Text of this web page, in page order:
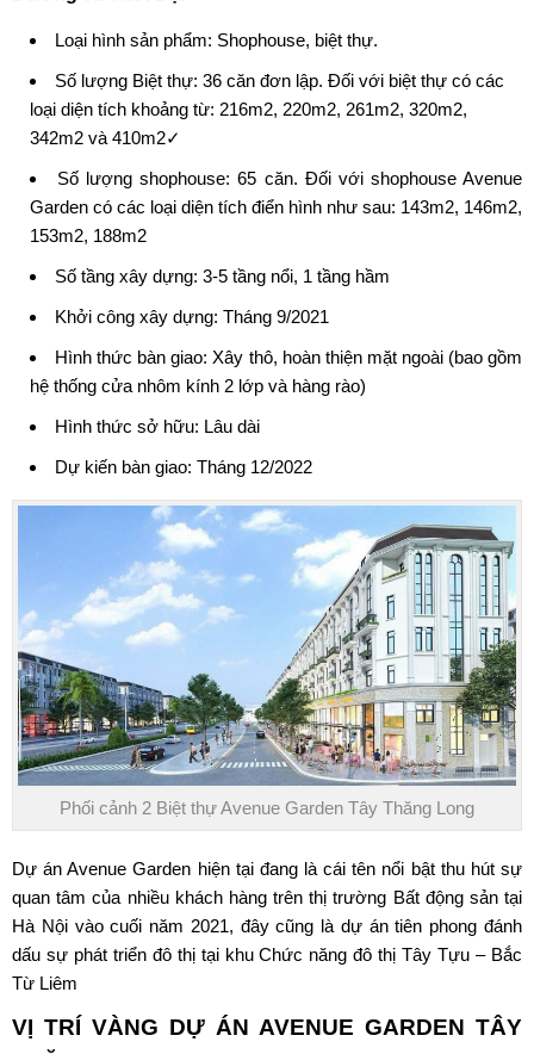
Loại hình sản phẩm: Shophouse, biệt thự.
Số lượng Biệt thự: 36 căn đơn lập. Đối với biệt thự có các
loại diện tích khoảng từ: 216m2, 220m2, 261m2, 320m2,
342m2 và 410m2✓
Số lượng shophouse: 65 căn. Đối với shophouse Avenue
Garden có các loại diện tích điển hình như sau: 143m2, 146m2,
153m2, 188m2
Số tầng xây dựng: 3-5 tầng nổi, 1 tầng hầm
Khởi công xây dựng: Tháng 9/2021
Hình thức bàn giao: Xây thô, hoàn thiện mặt ngoài (bao gồm
hệ thống cửa nhôm kính 2 lớp và hàng rào)
Hình thức sở hữu: Lâu dài
Dự kiến bàn giao: Tháng 12/2022
Phối cảnh 2 Biệt thự Avenue Garden Tây Thăng Long
Dự án Avenue Garden hiện tại đang là cái tên nổi bật thu hút sự
quan tâm của nhiều khách hàng trên thị trường Bất động sản tại
Hà Nội vào cuối năm 2021, đây cũng là dự án tiên phong đánh
dấu sự phát triển đô thị tại khu Chức năng đô thị Tây Tựu – Bắc
Từ Liêm
VỊ TRÍ VÀNG DỰ ÁN AVENUE GARDEN TÂY